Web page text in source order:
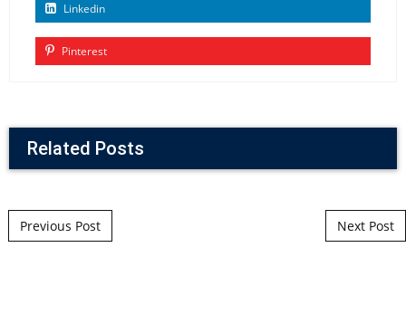
Linkedin
Pinterest
Related Posts
Post navigation
Previous Post Next Post